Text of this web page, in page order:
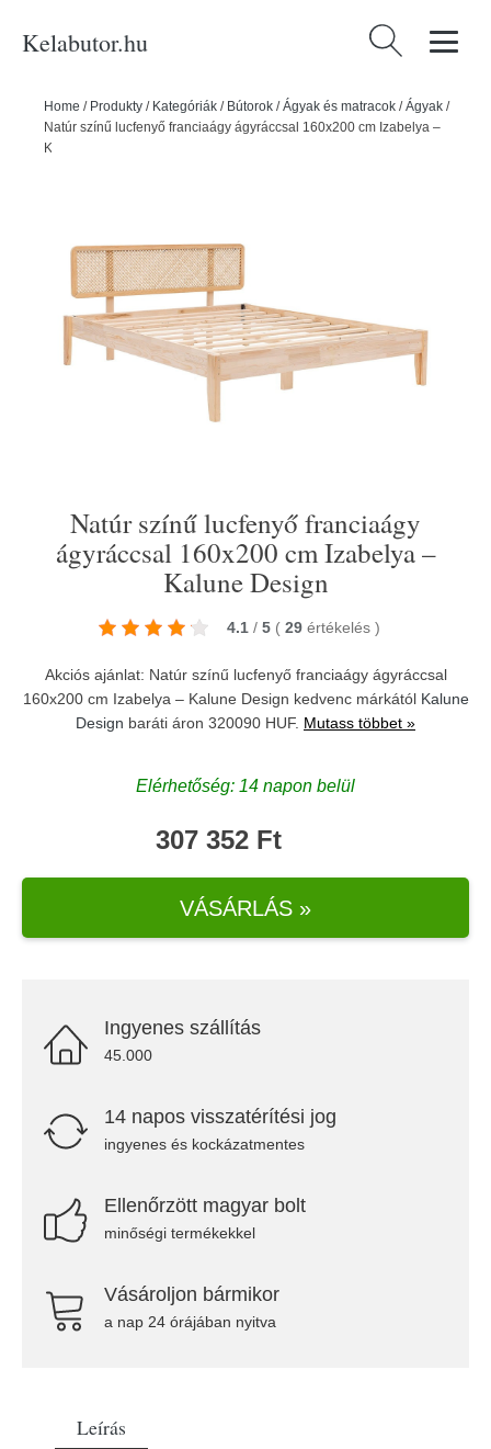
Kelabutor.hu Keresés:
Home / Produkty / Kategóriák / Bútorok /Ágyak és matracok /Ágyak /
Natúr színű lucfenyő franciaágy ágyráccsal 160x200 cm Izabelya –
Kalune Design
Natúr színű lucfenyő franciaágy
ágyráccsal 160x200 cm Izabelya –
Kalune Design
4.1 / 5 ( 29 értékelés )
Akciós ajánlat: Natúr színű lucfenyő franciaágy ágyráccsal
160x200 cm Izabelya – Kalune Design kedvenc márkától Kalune
Design baráti áron 320090 HUF. Mutass többet »
Elérhetőség: 14 napon belül
307 352 Ft
VÁSÁRLÁS »
Ingyenes szállítás
45.000
14 napos visszatérítési jog
ingyenes és kockázatmentes
Ellenőrzött magyar bolt
minőségi termékekkel
Vásároljon bármikor
a nap 24 órájában nyitva
Leírás